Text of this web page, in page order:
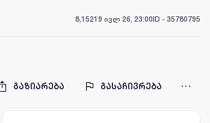
8,15219 ივლ 26, 23:00ID - 35780795
გაზიარება გასაჩივრება